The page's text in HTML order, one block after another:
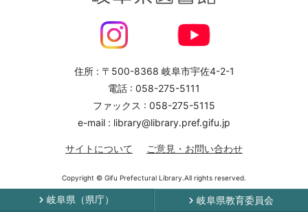
住所 : 〒500-8368 岐阜市宇佐4-2-1
電話 : 058-275-5111
ファックス : 058-275-5115
e-mail : library@library.pref.gifu.jp
サイトについて ご意見・お問い合わせ
Copyright © Gifu Prefectural Library.All rights reserved.
岐阜県（県庁） 岐阜県教育委員会